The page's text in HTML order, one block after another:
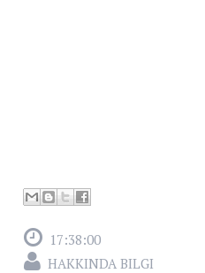
17:38:00
HAKKINDA BILGI